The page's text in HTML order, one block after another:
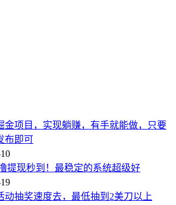
金项目，实现躺赚，有手就能做，只要
即可
提现秒到！最稳定的系统超级好
动抽奖速度去，最低抽到2美刀以上